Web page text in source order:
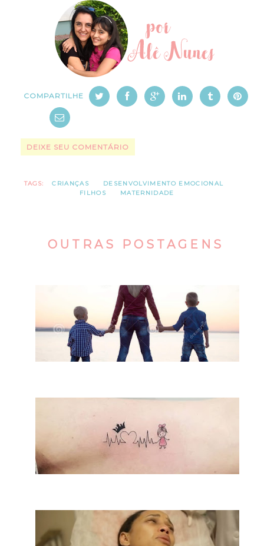
COMPARTILHE
DEIXE SEU COMENTÁRIO
TAGS: CRIANÇAS
DESENVOLVIMENTO EMOCIONAL
FILHOS
MATERNIDADE
OUTRAS POSTAGENS